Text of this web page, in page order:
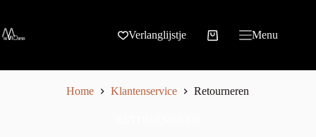
Verlanglijstje Menu
Home Klantenservice Retourneren